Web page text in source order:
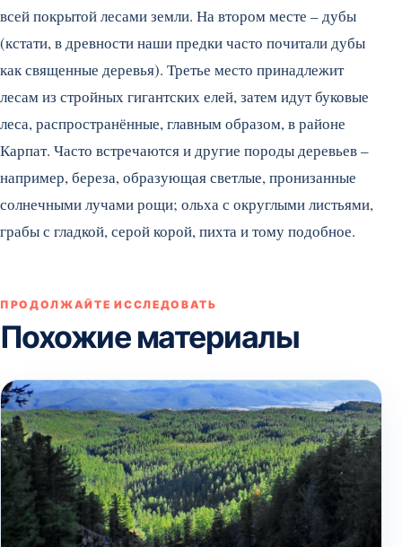
всей покрытой лесами земли. На втором месте – дубы
(кстати, в древности наши предки часто почитали дубы
как священные деревья). Третье место принадлежит
лесам из стройных гигантских елей, затем идут буковые
леса, распространённые, главным образом, в районе
Карпат. Часто встречаются и другие породы деревьев –
например, береза, образующая светлые, пронизанные
солнечными лучами рощи; ольха с округлыми листьями,
грабы с гладкой, серой корой, пихта и тому подобное.
ПРОДОЛЖАЙТЕ ИССЛЕДОВАТЬ
Похожие материалы